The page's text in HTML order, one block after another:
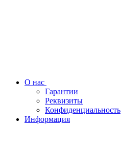
О нас
Гарантии
Реквизиты
Конфиденциальность
Информация